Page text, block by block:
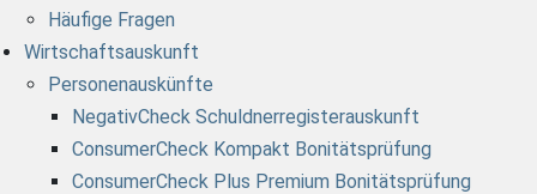
Häufige Fragen
Wirtschaftsauskunft
Personenauskünfte
NegativCheck Schuldnerregisterauskunft
ConsumerCheck Kompakt Bonitätsprüfung
ConsumerCheck Plus Premium Bonitätsprüfung